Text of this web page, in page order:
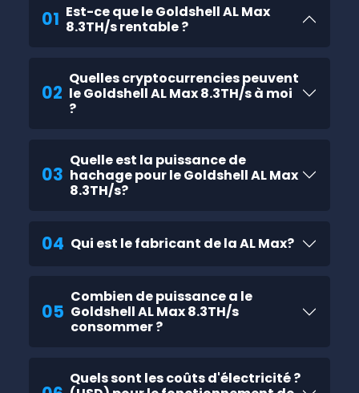
01 Est-ce que le Goldshell AL Max
8.3TH/s rentable ?
02
Quelles cryptocurrencies peuvent
le Goldshell AL Max 8.3TH/s à moi
?
03
Quelle est la puissance de
hachage pour le Goldshell AL Max
8.3TH/s?
04 Qui est le fabricant de la AL Max?
05
Combien de puissance a le
Goldshell AL Max 8.3TH/s
consommer ?
Quels sont les coûts d'électricité ?